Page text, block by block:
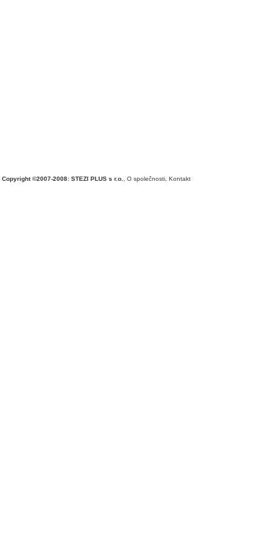
Copyright ©2007-2008: STEZI PLUS s r.o. O společnosti Kontakt